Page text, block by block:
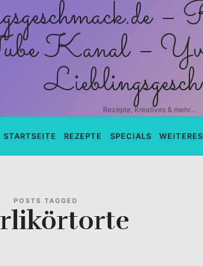
Rezepte, Kreatives & mehr...
STARTSEITE REZEPTE SPECIALS WEITERES
POSTS TAGGED